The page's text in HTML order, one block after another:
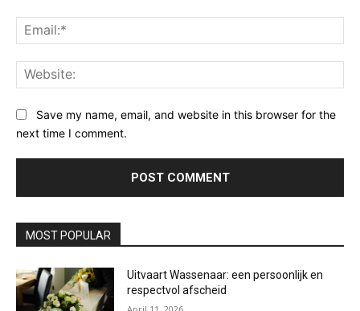
Save my name, email, and website in this browser for the
next time I comment.
MOST POPULAR
Uitvaart Wassenaar: een persoonlijk en
respectvol afscheid